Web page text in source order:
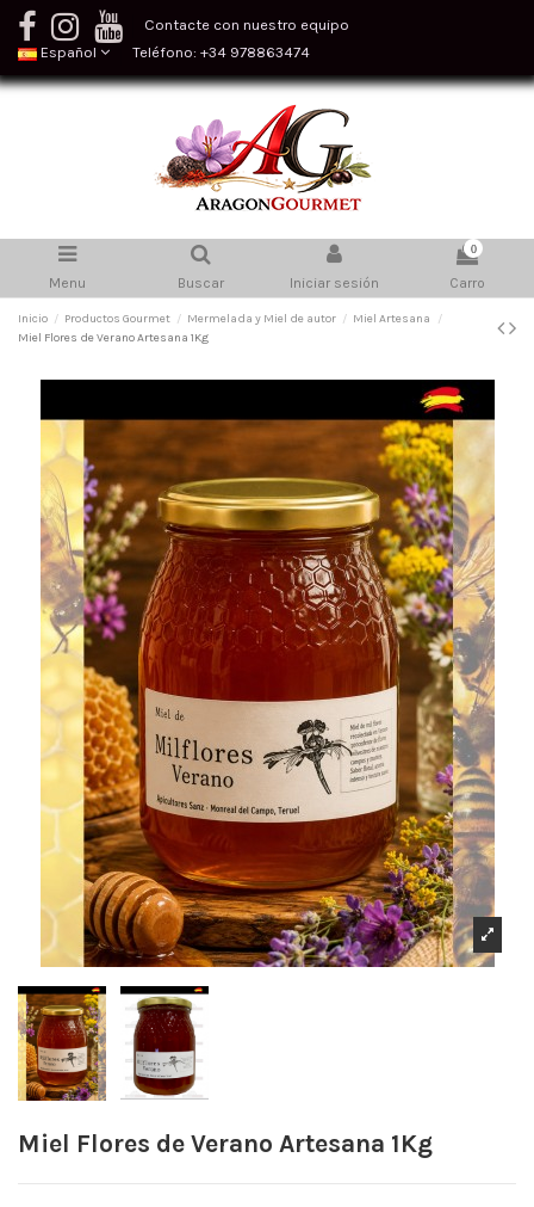
Contacte con nuestro equipo
Español
Teléfono: +34 978863474
Menu Buscar Iniciar sesión
0
Carro
Inicio Productos Gourmet Mermelada y Miel de autor
Miel Artesana
Miel Flores de Verano Artesana 1Kg
Miel Flores de Verano Artesana 1Kg